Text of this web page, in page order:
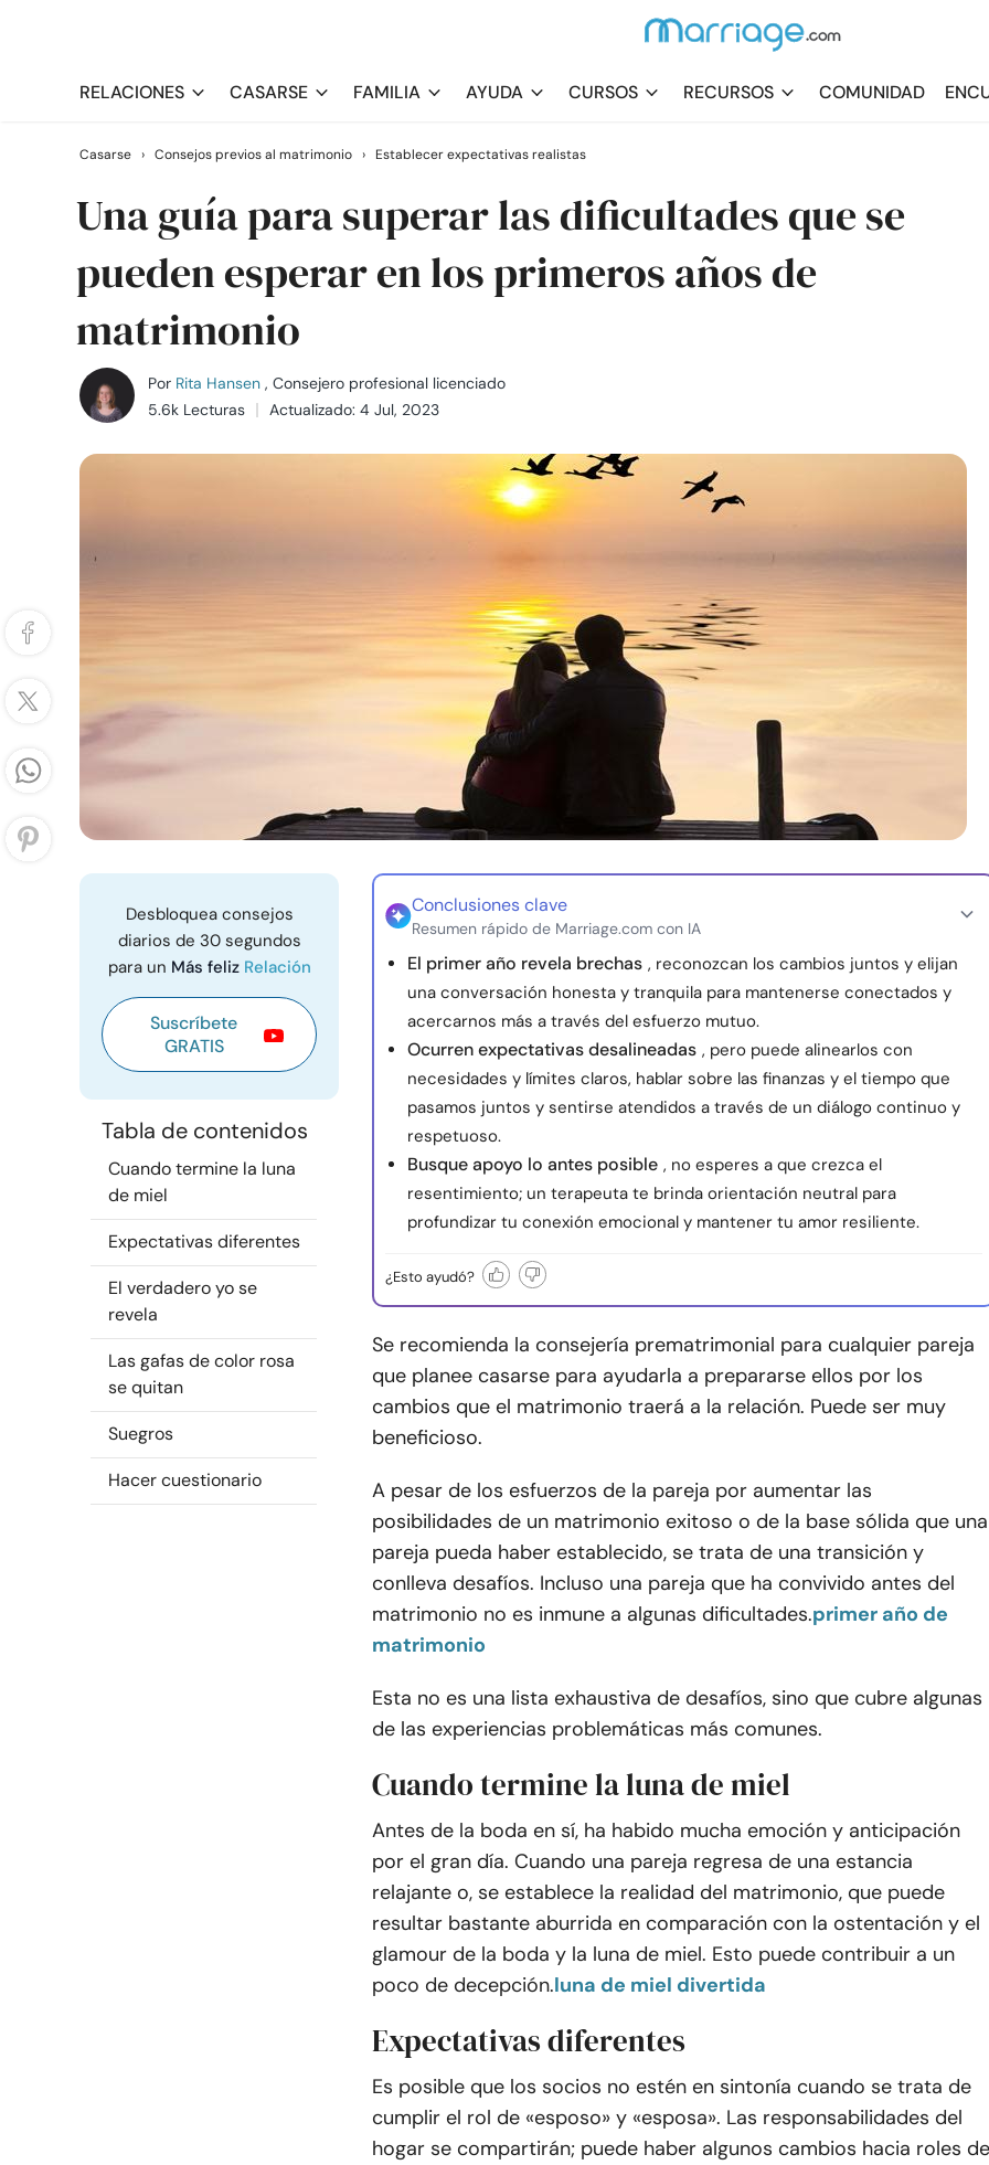
RELACIONES CASARSE FAMILIA AYUDA CURSOS RECURSOS COMUNIDAD
Casarse › Consejos previos al matrimonio › Establecer expectativas realistas
Una guía para superar las dificultades que se
pueden esperar en los primeros años de
matrimonio
Por Rita Hansen , Consejero profesional licenciado
5.6k Lecturas
Actualizado: 4 Jul, 2023
Desbloquea consejos
diarios de 30 segundos
para un Más feliz Relación
Suscríbete
GRATIS
Tabla de contenidos
Cuando termine la luna
de miel
Expectativas diferentes
El verdadero yo se
revela
Las gafas de color rosa
se quitan
Suegros
Hacer cuestionario
Conclusiones clave
Resumen rápido de Marriage.com con IA
El primer año revela brechas , reconozcan los cambios juntos y elijan
una conversación honesta y tranquila para mantenerse conectados y
acercarnos más a través del esfuerzo mutuo.
Ocurren expectativas desalineadas , pero puede alinearlos con
necesidades y límites claros, hablar sobre las finanzas y el tiempo que
pasamos juntos y sentirse atendidos a través de un diálogo continuo y
respetuoso.
Busque apoyo lo antes posible , no esperes a que crezca el
resentimiento; un terapeuta te brinda orientación neutral para
profundizar tu conexión emocional y mantener tu amor resiliente.
¿Esto ayudó?
Se recomienda la consejería prematrimonial para cualquier pareja
que planee casarse para ayudarla a prepararse ellos por los
cambios que el matrimonio traerá a la relación. Puede ser muy
beneficioso.
A pesar de los esfuerzos de la pareja por aumentar las
posibilidades de un matrimonio exitoso o de la base sólida que una
pareja pueda haber establecido, se trata de una transición y
conlleva desafíos. Incluso una pareja que ha convivido antes del
matrimonio no es inmune a algunas dificultades.primer año de
matrimonio
Esta no es una lista exhaustiva de desafíos, sino que cubre algunas
de las experiencias problemáticas más comunes.
Cuando termine la luna de miel
Antes de la boda en sí, ha habido mucha emoción y anticipación
por el gran día. Cuando una pareja regresa de una estancia
relajante o, se establece la realidad del matrimonio, que puede
resultar bastante aburrida en comparación con la ostentación y el
glamour de la boda y la luna de miel. Esto puede contribuir a un
poco de decepción.luna de miel divertida
Expectativas diferentes
Es posible que los socios no estén en sintonía cuando se trata de
cumplir el rol de «esposo» y «esposa». Las responsabilidades del
hogar se compartirán; puede haber algunos cambios hacia roles de